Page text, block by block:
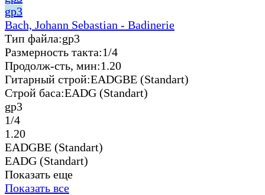
gp3
Bach, Johann Sebastian - Badinerie
Тип файла:gp3
Размерность такта:1/4
Продолж-сть, мин:1.20
Гитарный строй:EADGBE (Standart)
Строй баса:EADG (Standart)
gp3
1/4
1.20
EADGBE (Standart)
EADG (Standart)
Показать еще
Показать все